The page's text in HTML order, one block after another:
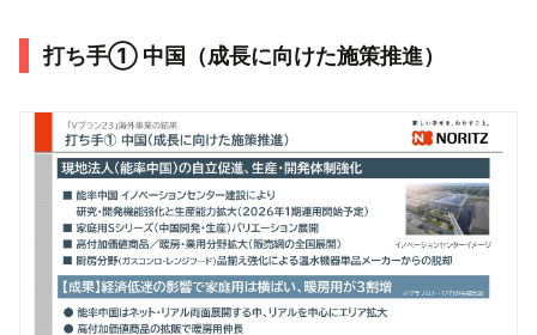
打ち手① 中国（成長に向けた施策推進）